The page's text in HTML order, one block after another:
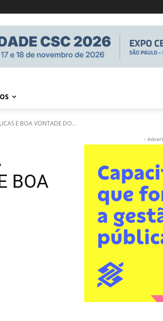
E BOA VONTADE DO...
BOA
-